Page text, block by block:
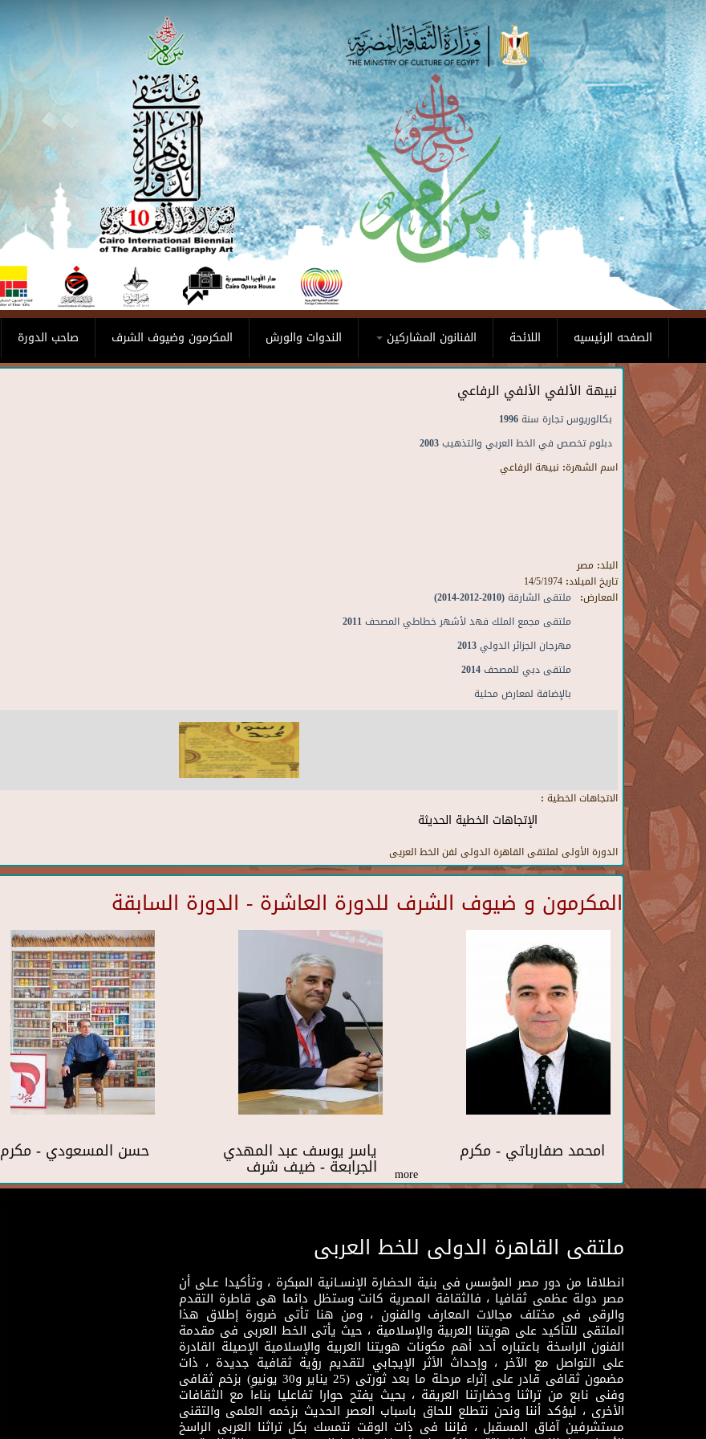
Skip to main content
صاحب الدورة المكرمون وضيوف الشرف الندوات والورش الفنانون المشاركين اللائحة الصفحه الرئيسيه
نبيهة الألفي الألفي الرفاعي
بكالوريوس تجارة سنة 1996
دبلوم تخصص في الخط العربي والتذهيب 2003
اسم الشهرة: نبيهة الرفاعي
البلد: مصر
تاريخ الميلاد: 14/5/1974
المعارض: ملتقى الشارقة (2010-2012-2014)
ملتقى مجمع الملك فهد لأشهر خطاطي المصحف 2011
مهرجان الجزائر الدولي 2013
ملتقى دبي للمصحف 2014
بالإضافة لمعارض محلية
الاتجاهات الخطية :
الإتجاهات الخطية الحديثة
الدورة الأولى لملتقى القاهرة الدولى لفن الخط العريى
المكرمون و ضيوف الشرف للدورة العاشرة - الدورة السابقة
حسن المسعودي - مكرم ياسر يوسف عبد المهدي
الجرابعة - ضيف شرف
امحمد صفارباتي - مكرم
more
ملتقى القاهرة الدولى للخط العربى
انطلاقا من دور مصر المؤسس فى بنية الحضارة الإنسـانية المبكرة ، وتأكيدا عـلى أن
مصر دولة عظمى ثقافيا ، فالثقافة المصرية كانت وستظل دائما هى قاطرة التقدم
والرقى فى مختلف مجالات المعارف والفنون ، ومن هنا تأتى ضرورة إطلاق هذا
الملتقى للتأكيد على هويتنا العربية والإسلامية ، حيث يأتى الخط العربى فى مقدمة
الفنون الراسخة باعتباره أحد أهم مكونات هويتنا العربية والإسلامية الإصيلة القادرة
على التواصل مع الآخر ، وإحداث الأثر الإيجابي لتقديم رؤية ثقافية جديدة ، ذات
مضمون ثقافى قادر على إثراء مرحلة ما بعد ثورتى (25 يناير و30 يونيو) بزخم ثقافى
وفنى نابع من تراثنا وحضارتنا العريقة ، بحيث يفتح حوارا تفاعليا بناءاً مع الثقافات
الأخرى ، ليؤكد أننا ونحن نتطلع للحاق باسباب العصر الحديث بزخمه العلمى والتقنى
مستشرفين آفاق المسقبل ، فإننا فى ذات الوقت نتمسك بكل تراثنا العربى الراسخ